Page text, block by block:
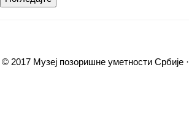
© 2017 Музеј позоришне уметности Србије ·